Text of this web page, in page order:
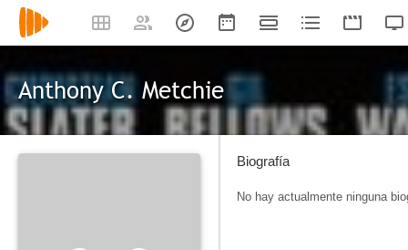
Anthony C. Metchie
Biografía
No hay actualmente ninguna